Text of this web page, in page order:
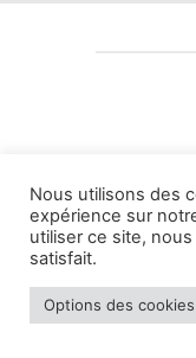
À
© L'assurance en
Nous utilisons des
expérience sur
utiliser ce site,
satisfait.
Options des cookies